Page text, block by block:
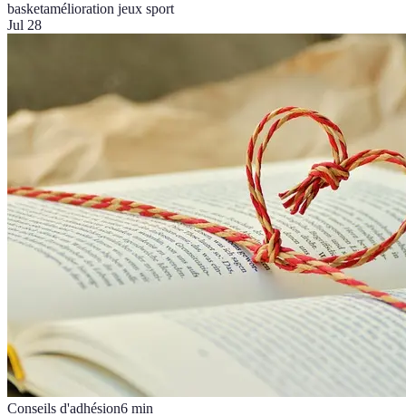
basketamélioration jeux sport
Jul 28
Conseils d'adhésion6 min